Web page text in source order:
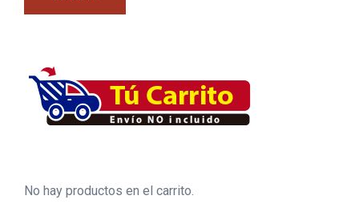
No hay productos en el carrito.